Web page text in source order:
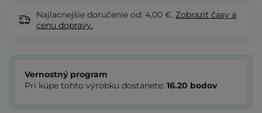
Najlacnejšie doručenie od: 4,00 €. Zobraziť časy a
cenu dopravy.
Vernostný program
Pri kúpe tohto výrobku dostanete: 16.20 bodov